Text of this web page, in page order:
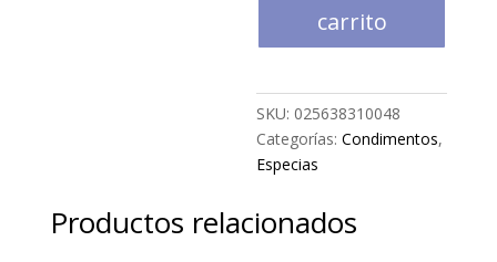
cantidad
carrito
SKU: 025638310048
Categorías:Condimentos,
Especias
Productos relacionados